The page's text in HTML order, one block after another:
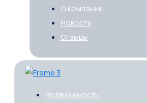
О компании
Новости
Отзывы
Недвижимость